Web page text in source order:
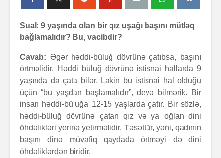
Sual: 9 yaşında olan bir qız uşağı başını mütləq
bağlamalıdır? Bu, vacibdir?
Cavab: Əgər həddi-büluğ dövrünə çatıbsa, başını
örtməlidir. Həddi büluğ dövrünə istisnai hallarda 9
yaşında da çata bilər. Lakin bu istisnai hal olduğu
üçün “bu yaşdan başlamalıdır”, deyə bilmərik. Bir
insan həddi-büluğa 12-15 yaşlarda çatır. Bir sözlə,
həddi-büluğ dövrünə çatan qız və ya oğlan dini
öhdəlikləri yerinə yetirməlidir. Təsəttür, yəni, qadının
başını dinə müvafiq qaydada örtməyi də dini
öhdəliklərdən biridir.